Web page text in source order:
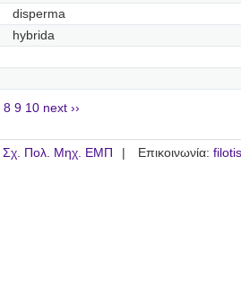
disperma
hybrida
8 9 10 next ››
Σχ. Πολ. Μηχ. ΕΜΠ Επικοινωνία: